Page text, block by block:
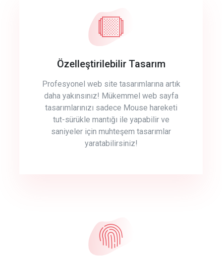
Özelleştirilebilir Tasarım
Profesyonel web site tasarımlarına artık
daha yakınsınız! Mükemmel web sayfa
tasarımlarınızı sadece Mouse hareketi
tut-sürükle mantığı ile yapabilir ve
saniyeler için muhteşem tasarımlar
yaratabilirsiniz!